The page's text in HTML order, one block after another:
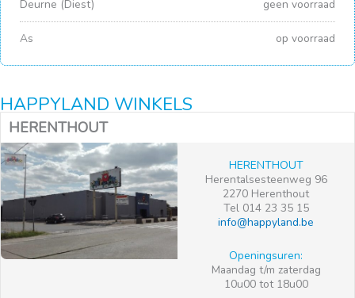
Deurne (Diest) geen voorraad
As op voorraad
HAPPYLAND WINKELS
HERENTHOUT
HERENTHOUT
Herentalsesteenweg 96
2270 Herenthout
Tel 014 23 35 15
info@happyland.be
Openingsuren:
Maandag t/m zaterdag
10u00 tot 18u00